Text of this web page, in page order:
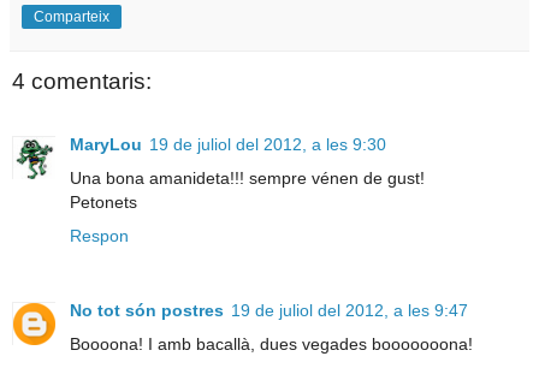
Comparteix
4 comentaris:
MaryLou 19 de juliol del 2012, a les 9:30
Una bona amanideta!!! sempre vénen de gust!
Petonets
Respon
No tot són postres 19 de juliol del 2012, a les 9:47
Boooona! I amb bacallà, dues vegades booooooona!